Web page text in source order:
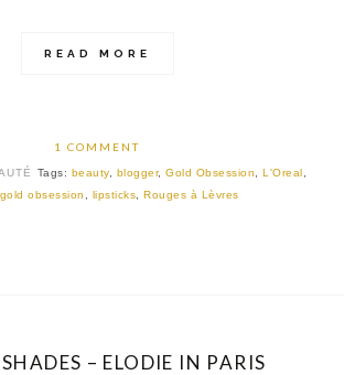
READ MORE
1 COMMENT
Tags: beauty, blogger,Gold Obsession ,L'Oreal
obsession
lipsticks Rouges à Lèvres
– ELODIE IN PARIS